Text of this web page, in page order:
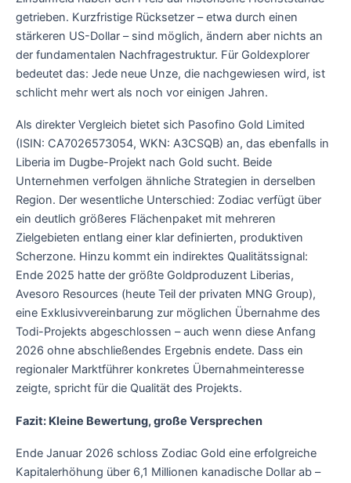
getrieben. Kurzfristige Rücksetzer – etwa durch einen
stärkeren US-Dollar – sind möglich, ändern aber nichts an
der fundamentalen Nachfragestruktur. Für Goldexplorer
bedeutet das: Jede neue Unze, die nachgewiesen wird, ist
schlicht mehr wert als noch vor einigen Jahren.
Als direkter Vergleich bietet sich Pasofino Gold Limited
(ISIN: CA7026573054, WKN: A3CSQB) an, das ebenfalls in
Liberia im Dugbe-Projekt nach Gold sucht. Beide
Unternehmen verfolgen ähnliche Strategien in derselben
Region. Der wesentliche Unterschied: Zodiac verfügt über
ein deutlich größeres Flächenpaket mit mehreren
Zielgebieten entlang einer klar definierten, produktiven
Scherzone. Hinzu kommt ein indirektes Qualitätssignal:
Ende 2025 hatte der größte Goldproduzent Liberias,
Avesoro Resources (heute Teil der privaten MNG Group),
eine Exklusivvereinbarung zur möglichen Übernahme des
Todi-Projekts abgeschlossen – auch wenn diese Anfang
2026 ohne abschließendes Ergebnis endete. Dass ein
regionaler Marktführer konkretes Übernahmeinteresse
zeigte, spricht für die Qualität des Projekts.
Fazit: Kleine Bewertung, große Versprechen
Ende Januar 2026 schloss Zodiac Gold eine erfolgreiche
Kapitalerhöhung über 6,1 Millionen kanadische Dollar ab –